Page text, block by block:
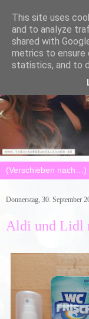
Donnerstag, 30. September
Aldi und Lidl
This site uses
and to analyze
shared with
metrics to ensure
statistics, and to